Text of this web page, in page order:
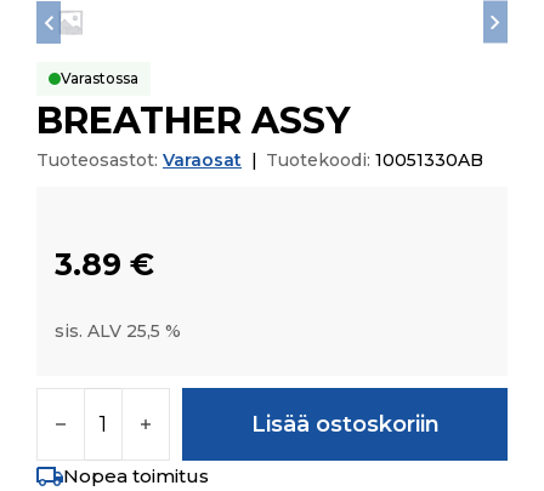
Varastossa
BREATHER ASSY
Tuoteosastot: Varaosat Tuotekoodi: 10051330AB
3.89 €
sis. ALV 25,5 %
Lisää ostoskoriin
Nopea toimitus